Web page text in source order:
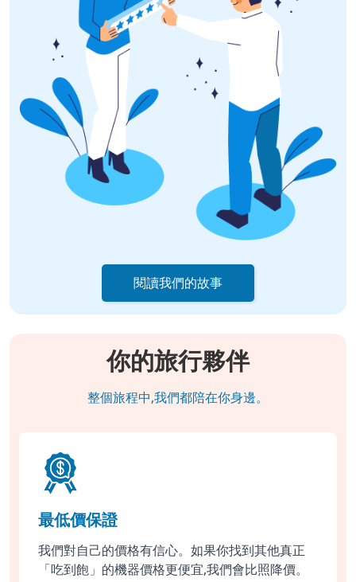
閱讀我們的故事
你的旅行夥伴
整個旅程中,我們都陪在你身邊。
最低價保證
我們對自己的價格有信心。如果你找到其他真正
「吃到飽」的機器價格更便宜,我們會比照降價。